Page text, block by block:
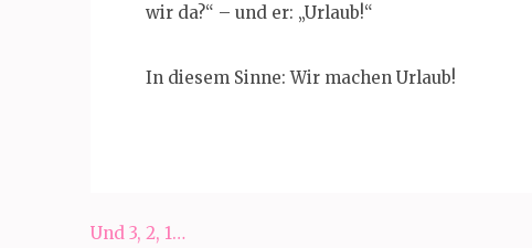
wir da?“ – und er: „Urlaub!“
In diesem Sinne: Wir machen Urlaub!
Beitragsnavigation
Und 3, 2, 1…